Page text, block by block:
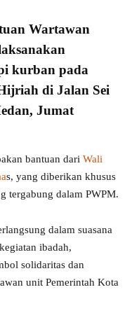
Wartawan
kurban pada
di Jalan Sei
Jumat
bantuan dari Wali
s, yang diberikan khusus
tergabung dalam PWPM.
dalam suasana
ibadah,
solidaritas dan
unit Pemerintah Kota